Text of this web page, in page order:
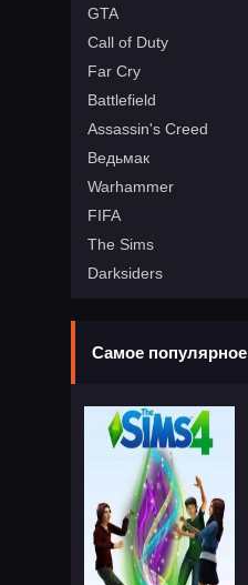
GTA
Call of Duty
Far Cry
Battlefield
Assassin's Creed
Ведьмак
Warhammer
FIFA
The Sims
Darksiders
Самое популярное